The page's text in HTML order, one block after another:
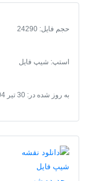
حجم فایل: 24290
استپ: شیپ فایل
به روز شده در: 30 تیر 1404